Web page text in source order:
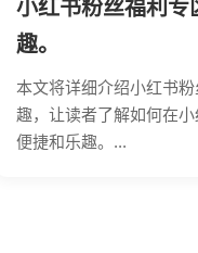
小红书粉丝福利专
趣。
本文将详细介绍小红书
趣，让读者了解如何在
便捷和乐趣。...